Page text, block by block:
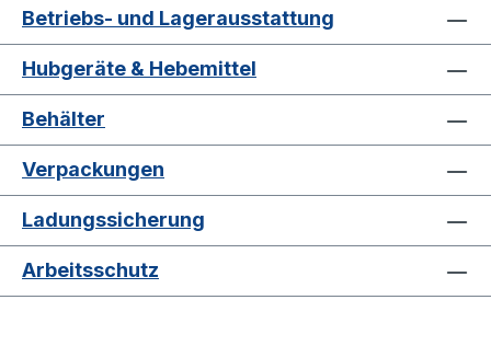
Betriebs- und Lagerausstattung
Hubgeräte & Hebemittel
Behälter
Verpackungen
Ladungssicherung
Arbeitsschutz